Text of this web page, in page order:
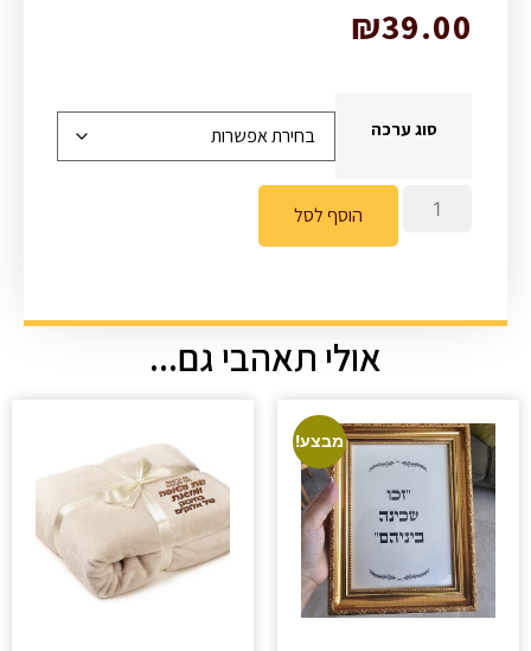
₪39.00
סוג ערכה
הוסף לסל
אולי תאהבי גם...
מבצע!